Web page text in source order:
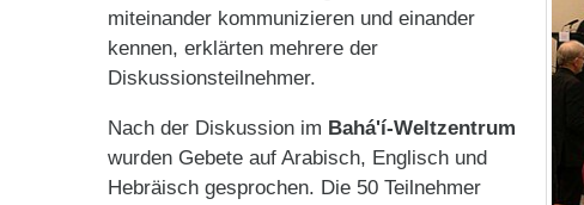
miteinander kommunizieren und einander
kennen, erklärten mehrere der
Diskussionsteilnehmer.
Nach der Diskussion im Bahá'í-Weltzentrum
wurden Gebete auf Arabisch, Englisch und
Hebräisch gesprochen. Die 50 Teilnehmer